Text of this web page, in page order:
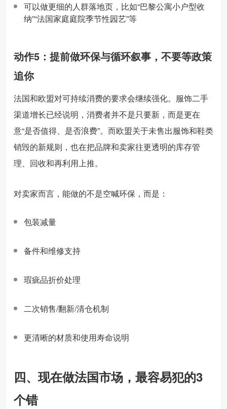
可以做更细的人群落地页，比如“巴黎公寓小户型收
纳”“法国家庭庭院季节性园艺”等
动作5：提前做环保与循环叙事，不要等政策
追你
法国和欧盟对可持续消费的要求会继续强化。服饰二手
渠道增长已经说明，消费者并不是只要新，而是更在
意“是否值得、是否浪费”。而欧盟关于未售出服饰和鞋类
销毁的新规则，也在把品牌和卖家往更透明的库存管
理、回收和再利用上推。
对卖家而言，能做的不是空喊环保，而是：
包装减量
备件和维修支持
瑕疵品折价处理
二次销售/翻新/清仓机制
更清晰的材质和使用寿命说明
四、现在做法国市场，最容易犯的3
个错